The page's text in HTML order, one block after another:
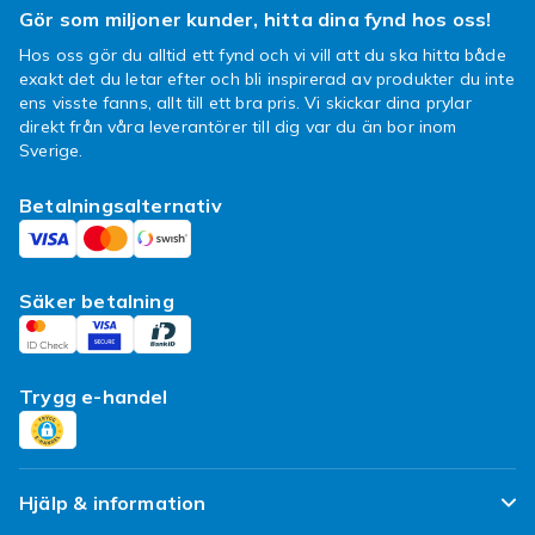
Sätt lite Dior på tillvaron
Att sätta lite Dior på tillvaron är att sätta dit
en guldkant. Och alla behöver vi mellan
varven lite mer guld och glam. Det kan räcka
att puffa till självförtroendet och att våga vara
ditt bästa du. 1947 myntades The new look
om Christians kollektion och det banade
vägen för ett nytt sätt att klä sig och för att
framhäva det klassiska, feminina och
eleganta hos kvinnor. Detta återspeglas även
vilken parfym du väljer så kommer du känna
att det ligger mycket kärlek och kraft bakom
flaskan.
Gör som miljoner kunder, hitta dina fynd hos oss!
Hos oss gör du alltid ett fynd och vi vill att du ska hitta både
exakt det du letar efter och bli inspirerad av produkter du inte
ens visste fanns, allt till ett bra pris. Vi skickar dina prylar
direkt från våra leverantörer till dig var du än bor inom
Sverige.
Betalningsalternativ
Säker betalning
Trygg e-handel
Hjälp & information